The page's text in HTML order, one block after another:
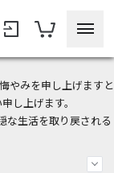
やみを申し上げますと
し上げます。
な生活を取り戻される
ト！